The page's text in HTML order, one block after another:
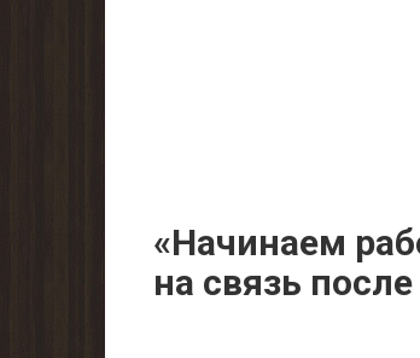
«Начинаем
на cвязь